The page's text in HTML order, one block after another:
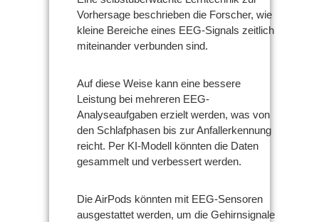
Vorhersage beschrieben die Forscher, wie
kleine Bereiche eines EEG-Signals zeitlich
miteinander verbunden sind.
Auf diese Weise kann eine bessere
Leistung bei mehreren EEG-
Analyseaufgaben erzielt werden, was von
den Schlafphasen bis zur Anfallerkennung
reicht. Per KI-Modell könnten die Daten
gesammelt und verbessert werden.
Die AirPods könnten mit EEG-Sensoren
ausgestattet werden, um die Gehirnsignale